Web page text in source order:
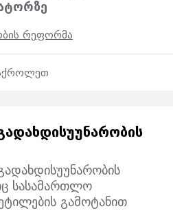
რეფორმა
სასამართლო
გამოტანით